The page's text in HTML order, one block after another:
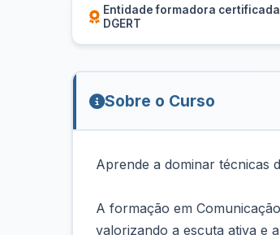
Entidade formadora certificada
DGERT
Sobre o Curso
Aprende a dominar técnicas
A formação em
valorizando a escuta ativa e